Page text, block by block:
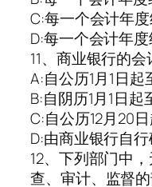
C:每一个会计年
D:每一个会计年
11、商业银行的会
A:自公历1月1日起
B:自阴历1月1日起
C:自公历12月20
D:由商业银行自行
12、下列部门中
查、审计、监督的